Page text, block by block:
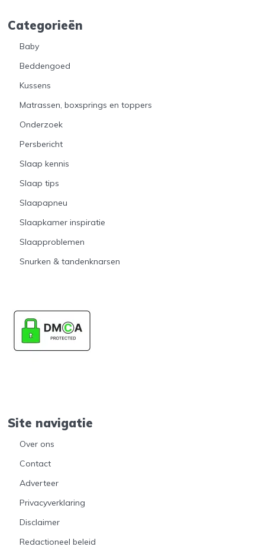
Categorieën
Baby
Beddengoed
Kussens
Matrassen, boxsprings en toppers
Onderzoek
Persbericht
Slaap kennis
Slaap tips
Slaapapneu
Slaapkamer inspiratie
Slaapproblemen
Snurken & tandenknarsen
Site navigatie
Over ons
Contact
Adverteer
Privacyverklaring
Disclaimer
Redactioneel beleid